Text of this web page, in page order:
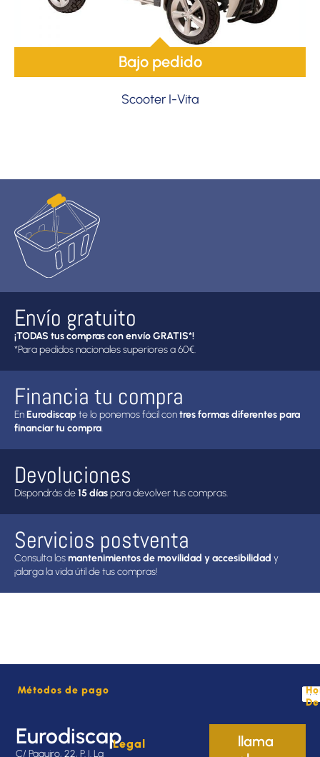
Bajo pedido
Scooter I-Vita
Envío gratuito
¡TODAS tus compras con envío GRATIS*!
*Para pedidos nacionales superiores a 60€.
Financia tu compra
EnEurodiscapte lo ponemos fácil contres formas diferentes para
financiar tu compra.
Devoluciones
Dispondrás de15 díaspara devolver tus compras.
Servicios postventa
Consulta losmantenimientos de movilidad y accesibilidad y
¡alarga la vida útil de tus compras!
Métodos de pago
Eurodiscap
C/ Paquiro, 22, P. I. La
Legal
llama